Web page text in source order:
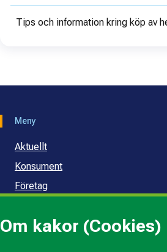
Om kakor (Cookies)
Tips och information kring köp av
Meny
Aktuellt
Konsument
Företag
Om oss